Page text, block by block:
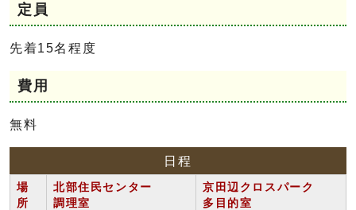
定員
先着15名程度
費用
無料
日程
場
所
北部住民センター
調理室
京田辺クロスパーク
多目的室